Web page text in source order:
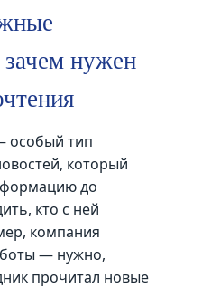
нужен
особый тип
который
до
кто с ней
компания
— нужно,
прочитал новые